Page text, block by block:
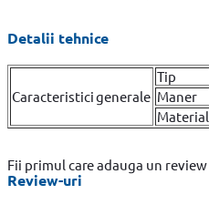
Detalii tehnice
Caracteristici generale
Tip
Maner
Material
Fii primul care adauga un review
Review-uri